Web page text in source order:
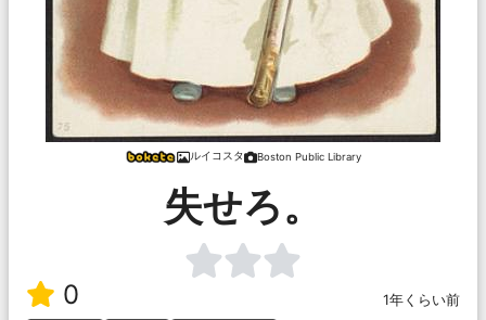
ルイコスタ Boston Public Library
失せろ。
0
1年くらい前